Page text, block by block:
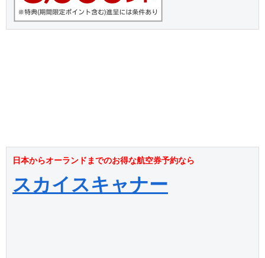
日本からオーランドまでのお得な航空券予約なら
スカイスキャナー